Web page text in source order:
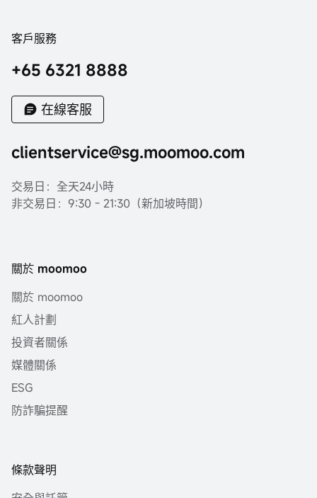
客戶服務
+65 6321 8888
在線客服
clientservice@sg.moomoo.com
交易日：全天24小時
非交易日：9:30 - 21:30（新加坡時間）
關於 moomoo
關於 moomoo
紅人計劃
投資者關係
媒體關係
ESG
防詐騙提醒
條款聲明